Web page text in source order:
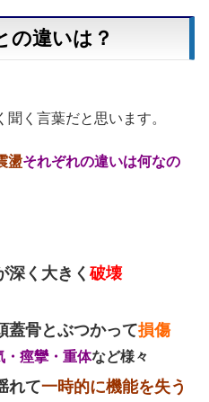
の違いは？
く言葉だと思います。
盪それぞれの違いは何なの
深く大きく破壊
蓋骨とぶつかって損傷
・痙攣・重体など様々
れて一時的に機能を失う